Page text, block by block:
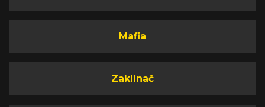
Mafia
Zaklínač